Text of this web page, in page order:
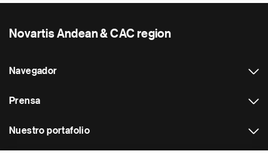
Novartis Andean & CAC region
Navegador
Prensa
Nuestro portafolio